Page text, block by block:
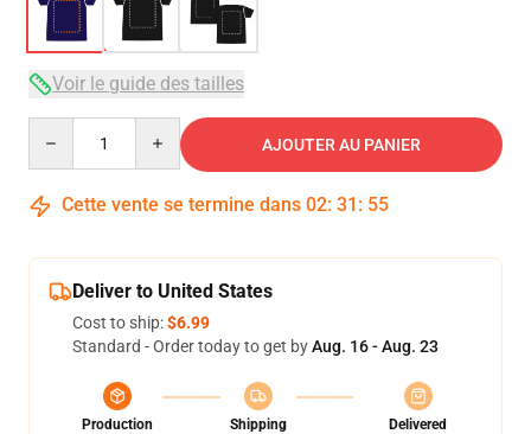
Voir le guide des tailles
AJOUTER AU PANIER
Cette vente se termine dans 02: 31 : 54
Deliver to United States
Cost to ship:$6.99
Standard - Order today to get byAug. 16 - Aug. 23
Production
Shipping
Delivered